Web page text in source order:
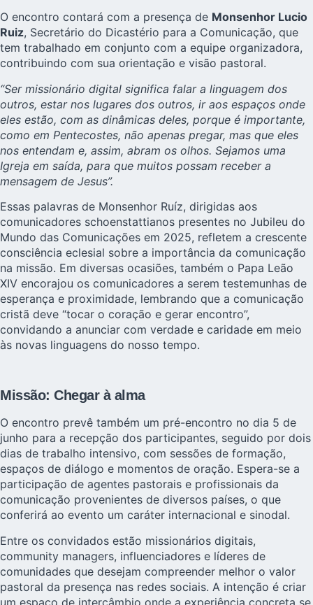
O encontro contará com a presença de Monsenhor Lucio
Ruiz, Secretário do Dicastério para a Comunicação, que
tem trabalhado em conjunto com a equipe organizadora,
contribuindo com sua orientação e visão pastoral.
“Ser missionário digital significa falar a linguagem dos
outros, estar nos lugares dos outros, ir aos espaços onde
eles estão, com as dinâmicas deles, porque é importante,
como em Pentecostes, não apenas pregar, mas que eles
nos entendam e, assim, abram os olhos. Sejamos uma
Igreja em saída, para que muitos possam receber a
mensagem de Jesus”.
Essas palavras de Monsenhor Ruíz, dirigidas aos
comunicadores schoenstattianos presentes no Jubileu do
Mundo das Comunicações em 2025, refletem a crescente
consciência eclesial sobre a importância da comunicação
na missão. Em diversas ocasiões, também o Papa Leão
XIV encorajou os comunicadores a serem testemunhas de
esperança e proximidade, lembrando que a comunicação
cristã deve “tocar o coração e gerar encontro”,
convidando a anunciar com verdade e caridade em meio
às novas linguagens do nosso tempo.
Missão: Chegar à alma
O encontro prevê também um pré-encontro no dia 5 de
junho para a recepção dos participantes, seguido por dois
dias de trabalho intensivo, com sessões de formação,
espaços de diálogo e momentos de oração. Espera-se a
participação de agentes pastorais e profissionais da
comunicação provenientes de diversos países, o que
conferirá ao evento um caráter internacional e sinodal.
Entre os convidados estão missionários digitais,
community managers, influenciadores e líderes de
comunidades que desejam compreender melhor o valor
pastoral da presença nas redes sociais. A intenção é criar
um espaço de intercâmbio onde a experiência concreta se